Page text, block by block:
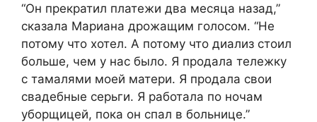
“Он прекратил платежи два месяца назад,”
сказала Мариана дрожащим голосом. “Не
потому что хотел. А потому что диализ стоил
больше, чем у нас было. Я продала тележку
с тамалями моей матери. Я продала свои
свадебные серьги. Я работала по ночам
уборщицей, пока он спал в больнице.”